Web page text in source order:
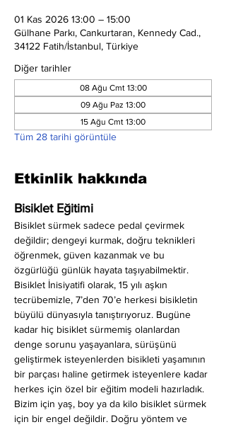
01 Kas 2026 13:00 – 15:00
Gülhane Parkı, Cankurtaran, Kennedy Cad.,
34122 Fatih/İstanbul, Türkiye
Diğer tarihler
08 Ağu Cmt 13:00
09 Ağu Paz 13:00
15 Ağu Cmt 13:00
Tüm 28 tarihi görüntüle
Etkinlik hakkında
Bisiklet Eğitimi
Bisiklet sürmek sadece pedal çevirmek
değildir; dengeyi kurmak, doğru teknikleri
öğrenmek, güven kazanmak ve bu
özgürlüğü günlük hayata taşıyabilmektir.
Bisiklet İnisiyatifi olarak, 15 yılı aşkın
tecrübemizle, 7’den 70’e herkesi bisikletin
büyülü dünyasıyla tanıştırıyoruz. Bugüne
kadar hiç bisiklet sürmemiş olanlardan
denge sorunu yaşayanlara, sürüşünü
geliştirmek isteyenlerden bisikleti yaşamının
bir parçası haline getirmek isteyenlere kadar
herkes için özel bir eğitim modeli hazırladık.
Bizim için yaş, boy ya da kilo bisiklet sürmek
için bir engel değildir. Doğru yöntem ve